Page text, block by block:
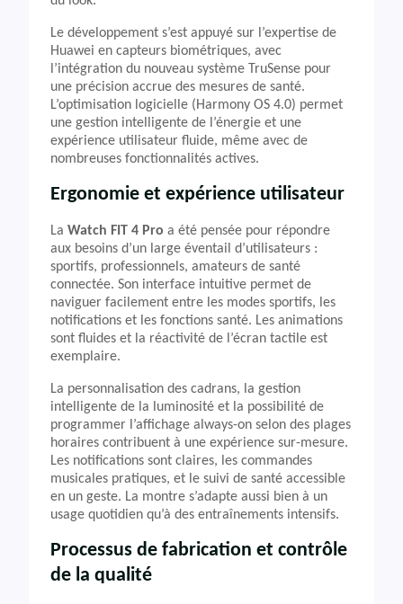
Le développement s’est appuyé sur l’expertise de
Huawei en capteurs biométriques, avec
l’intégration du nouveau système TruSense pour
une précision accrue des mesures de santé.
L’optimisation logicielle (Harmony OS 4.0) permet
une gestion intelligente de l’énergie et une
expérience utilisateur fluide, même avec de
nombreuses fonctionnalités actives.
Ergonomie et expérience utilisateur
La Watch FIT 4 Pro a été pensée pour répondre
aux besoins d’un large éventail d’utilisateurs :
sportifs, professionnels, amateurs de santé
connectée. Son interface intuitive permet de
naviguer facilement entre les modes sportifs, les
notifications et les fonctions santé. Les animations
sont fluides et la réactivité de l’écran tactile est
exemplaire.
La personnalisation des cadrans, la gestion
intelligente de la luminosité et la possibilité de
programmer l’affichage always-on selon des plages
horaires contribuent à une expérience sur-mesure.
Les notifications sont claires, les commandes
musicales pratiques, et le suivi de santé accessible
en un geste. La montre s’adapte aussi bien à un
usage quotidien qu’à des entraînements intensifs.
Processus de fabrication et contrôle
de la qualité